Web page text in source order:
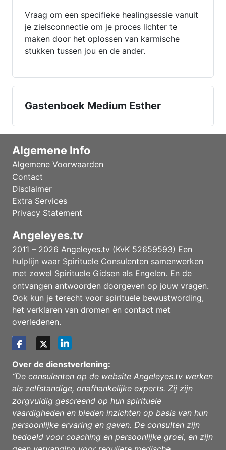
Vraag om een specifieke healingsessie vanuit
je zielsconnectie om je proces lichter te
maken door het oplossen van karmische
stukken tussen jou en de ander.
Gastenboek Medium Esther
Algemene Info
Algemene Voorwaarden
Contact
Disclaimer
Extra Services
Privacy Statement
Angeleyes.tv
2011 – 2026 Angeleyes.tv (KvK 52659593) Een
hulplijn waar Spirituele Consulenten samenwerken
met zowel Spirituele Gidsen als Engelen. En de
ontvangen antwoorden doorgeven op jouw vragen.
Ook kun je terecht voor spirituele bewustwording,
het verklaren van dromen en contact met
overledenen.
Over de dienstverlening:
“De consulenten op de website Angeleyes.tv werken
als zelfstandige, onafhankelijke experts. Zij zijn
zorgvuldig gescreend op hun spirituele
vaardigheden en bieden inzichten op basis van hun
persoonlijke ervaring en gaven. De consulten zijn
bedoeld voor coaching en persoonlijke groei, en zijn